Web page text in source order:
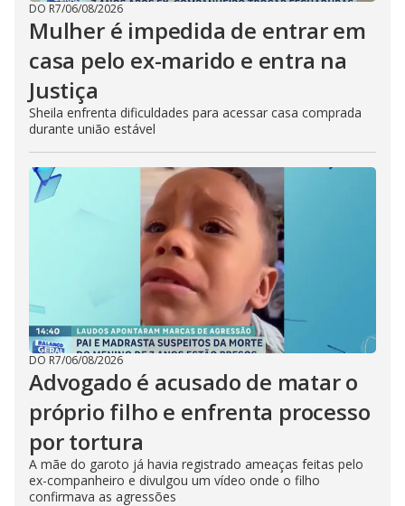
DO R7/06/08/2026
Mulher é impedida de entrar em
casa pelo ex-marido e entra na
Justiça
Sheila enfrenta dificuldades para acessar casa comprada
durante união estável
DO R7/06/08/2026
Advogado é acusado de matar o
próprio filho e enfrenta processo
por tortura
A mãe do garoto já havia registrado ameaças feitas pelo
ex-companheiro e divulgou um vídeo onde o filho
confirmava as agressões